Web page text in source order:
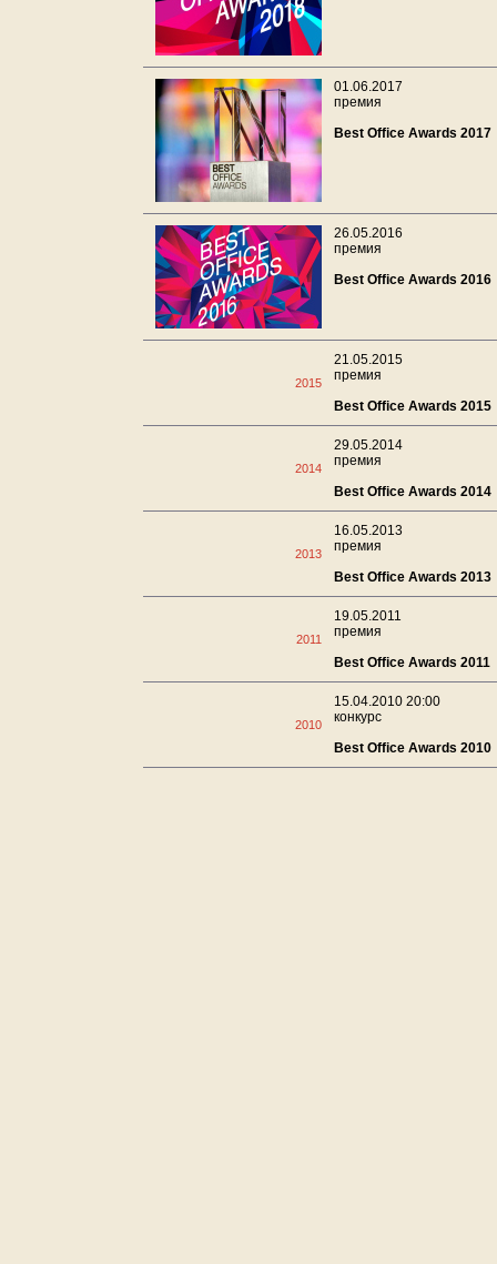
01.06.2017
премия
Best Office Awards 2017
26.05.2016
премия
Best Office Awards 2016
2015
21.05.2015
премия
Best Office Awards 2015
2014
29.05.2014
премия
Best Office Awards 2014
2013
16.05.2013
премия
Best Office Awards 2013
2011
19.05.2011
премия
Best Office Awards 2011
2010
15.04.2010 20:00
конкурс
Best Office Awards 2010